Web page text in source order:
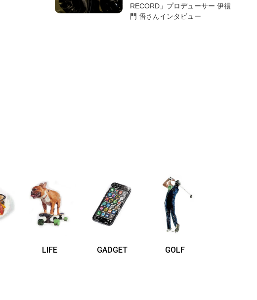
RECORD」プロデューサー 伊禮
門 悟さんインタビュー
LIFE GADGET GOLF